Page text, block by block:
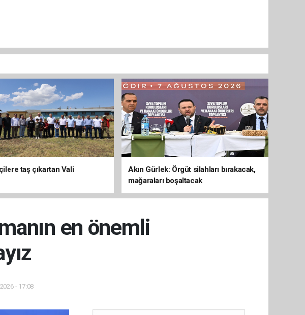
taş çıkartan Vali
Akın Gürlek: Örgüt silahları bırakacak,
mağaraları boşaltacak
en önemli
- 17:08